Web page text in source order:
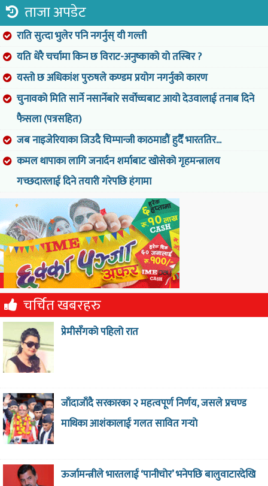
ताजा अपडेट
राति सुत्दा भुलेर पनि नगर्नुस् यी गल्ती
यति धेरै चर्चामा किन छ विराट-अनुष्काको यो तस्बिर ?
यस्तो छ अधिकांश पुरुषले कण्डम प्रयोग नगर्नुको कारण
चुनावको मिति सार्ने नसार्नेबारे सर्वोच्चबाट आयो देउवालाई तनाब दिने
फैसला (पत्रसहित)
जब नाइजेरियाका जिउदै चिम्पान्जी काठमाडौं हुदैँ भारततिर...
कमल थापाका लागि जनार्दन शर्माबाट खोसेको गृहमन्त्रालय
गच्छदारलाई दिने तयारी गरेपछि हंगामा
चर्चित खबरहरु
प्रेमीसँगको पहिलो रात
जाँदाजाँदै सरकारका २ महत्वपूर्ण निर्णय, जसले प्रचण्ड
माथिका आशंकालाई गलत सावित गर्‍याे
ऊर्जामन्त्रीले भारतलाई ‘पानीचोर’ भनेपछि बालुवाटारदेखि